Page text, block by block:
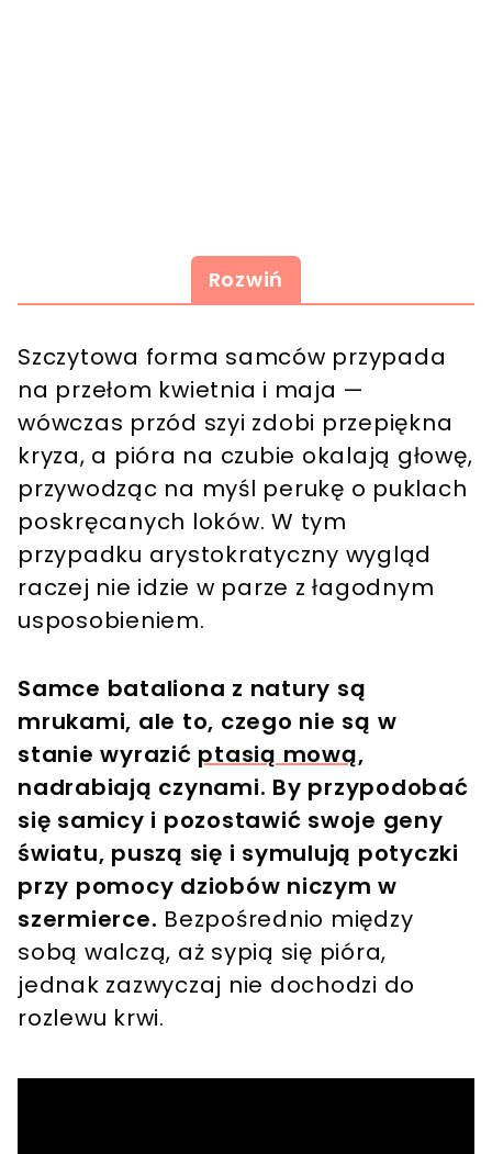
Rozwiń
Szczytowa forma samców przypada
na przełom kwietnia i maja —
wówczas przód szyi zdobi przepiękna
kryza, a pióra na czubie okalają głowę,
przywodząc na myśl perukę o puklach
poskręcanych loków. W tym
przypadku arystokratyczny wygląd
raczej nie idzie w parze z łagodnym
usposobieniem.
Samce bataliona z natury są
mrukami, ale to, czego nie są w
stanie wyrazić ptasią mową,
nadrabiają czynami. By przypodobać
się samicy i pozostawić swoje geny
światu, puszą się i symulują potyczki
przy pomocy dziobów niczym w
szermierce. Bezpośrednio między
sobą walczą, aż sypią się pióra,
jednak zazwyczaj nie dochodzi do
rozlewu krwi.